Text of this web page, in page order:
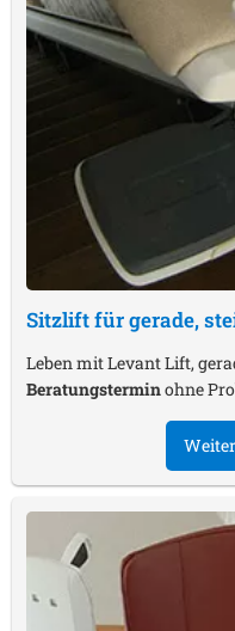
Sitzlift für gerade,
Leben mit Levant Lift,
Beratungsterminohne